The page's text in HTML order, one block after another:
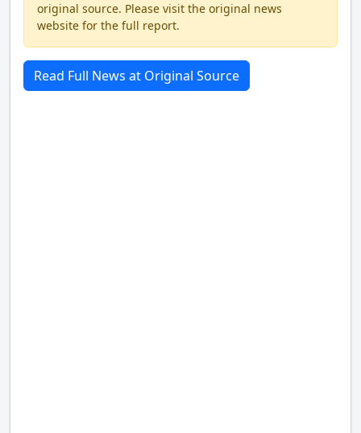
original source. Please visit the original news
website for the full report.
Read Full News at Original Source